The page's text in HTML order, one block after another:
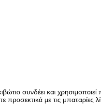
συνδέει και
με τις μπαταρίες